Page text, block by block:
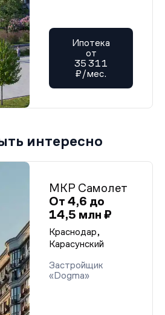
Ипотека
от
35 311
₽/мес.
интересно
МКР Самолет
От 4,6 до
14,5 млн ₽
Краснодар,
Карасунский
Застройщик
«Dogma»